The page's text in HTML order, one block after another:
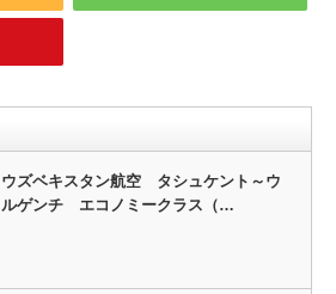
ウズベキスタン航空 タシュケント～ウ
ルゲンチ エコノミークラス（…